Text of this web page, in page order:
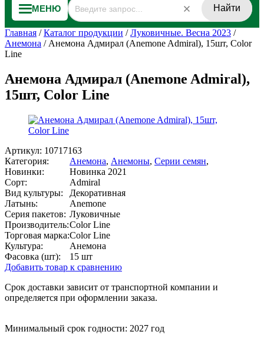
МЕНЮ Найти
Главная /Каталог продукции /Луковичные. Весна 2023 /
Анемона / Анемона Адмирал (Anemone Admiral), 15шт, Color
Line
Анемона Адмирал (Anemone Admiral),
15шт, Color Line
Артикул: 10717163
Категория:
Анемона, Анемоны, Серии семян,
Новинки:
Новинка 2021
Сорт:
Admiral
Вид культуры:
Декоративная
Латынь:
Anemone
Серия пакетов: Луковичные
Производитель:Color Line
Торговая марка:Color Line
Культура:
Анемона
Фасовка (шт):
15 шт
Добавить товар к сравнению
Срок доставки зависит от транспортной компании и
определяется при оформлении заказа.
Минимальный срок годности: 2027 год